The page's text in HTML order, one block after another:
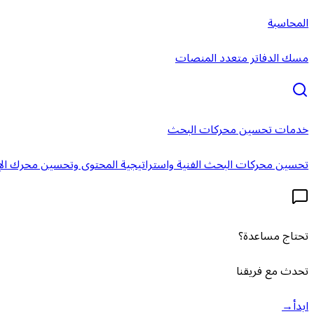
المحاسبة
مسك الدفاتر متعدد المنصات
خدمات تحسين محركات البحث
تحسين محركات البحث الفنية واستراتيجية المحتوى وتحسين محرك
تحتاج مساعدة؟
تحدث مع فريقنا
ابدأ→